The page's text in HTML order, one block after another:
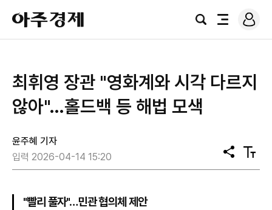
아
주
경
검
전
로
그
최휘영 장관 "영화계와 시각 다르지
않아"…홀드백 등 해법 모색
윤주혜 기자
입력 2026-04-14 15:20
공
유
텍
스
"빨리 풀자"…민관 협의체 제안